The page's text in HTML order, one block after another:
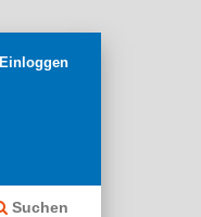
Suchen
Einloggen